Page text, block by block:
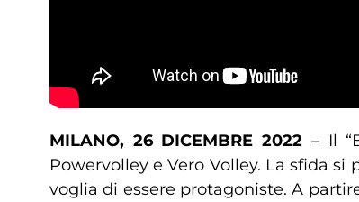
MILANO, 26 DICEMBRE 2022 – Il
Powervolley e Vero Volley. La sfida
voglia di essere protagoniste. A